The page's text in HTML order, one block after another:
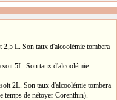
L. Son taux d'alcoolémie tombera
5L. Son taux d'alcoolémie
2L. Son taux d'alcoolémie tombera
temps de nétoyer Corenthin).